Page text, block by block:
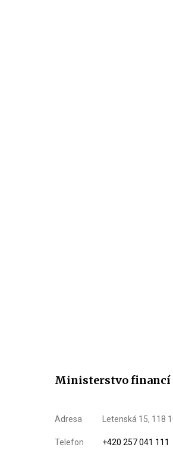
Ministerstvo financí
Adresa Letenská 15, 118
Telefon +420 257 041 111